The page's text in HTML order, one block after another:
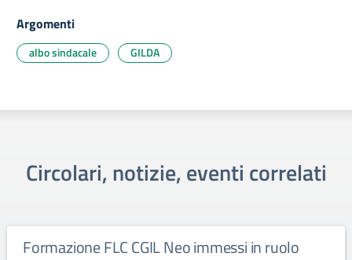
Argomenti
albo sindacale GILDA
Circolari, notizie, eventi correlati
Formazione FLC CGIL Neo immessi in ruolo